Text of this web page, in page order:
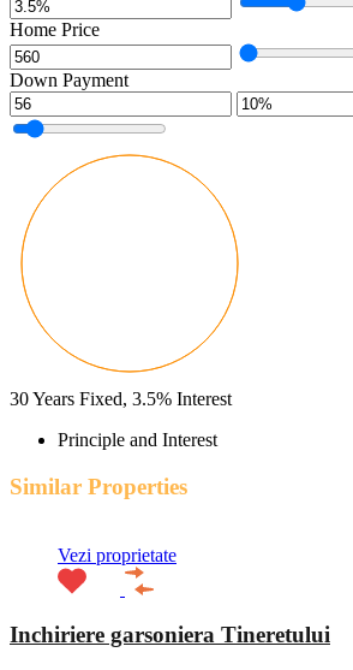
Home Price
Down Payment
30Years Fixed, 3.5% Interest
Principle and Interest
Similar Properties
Vezi proprietate
Inchiriere garsoniera Tineretului